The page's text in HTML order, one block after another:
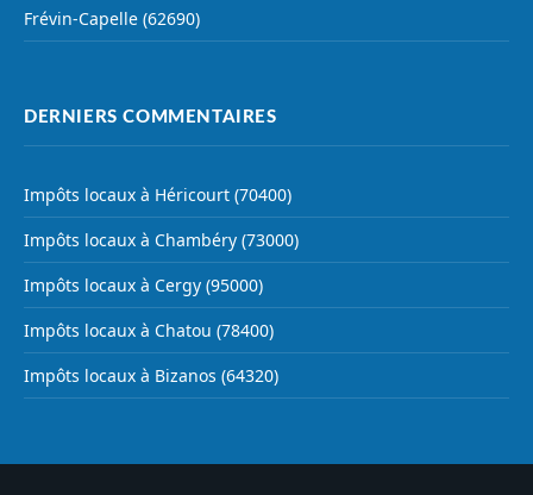
Frévin-Capelle (62690)
DERNIERS COMMENTAIRES
Impôts locaux à Héricourt (70400)
Impôts locaux à Chambéry (73000)
Impôts locaux à Cergy (95000)
Impôts locaux à Chatou (78400)
Impôts locaux à Bizanos (64320)